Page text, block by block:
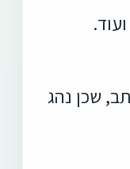
שכן נהג